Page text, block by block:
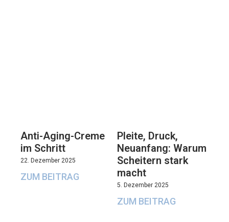
Anti-Aging-Creme
im Schritt
22. Dezember 2025
ZUM BEITRAG
Pleite, Druck,
Neuanfang: Warum
Scheitern stark
macht
5. Dezember 2025
ZUM BEITRAG